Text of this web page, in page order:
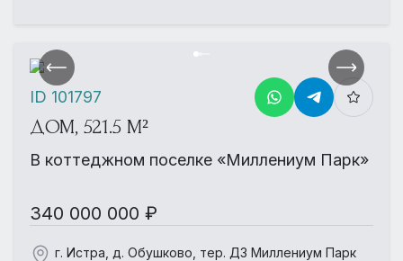
ДОМ, 521.5 М²
В коттеджном поселке «Миллениум Парк»
340 000 000 ₽
г. Истра, д. Обушково, тер. ДЗ Миллениум Парк
ID 101797